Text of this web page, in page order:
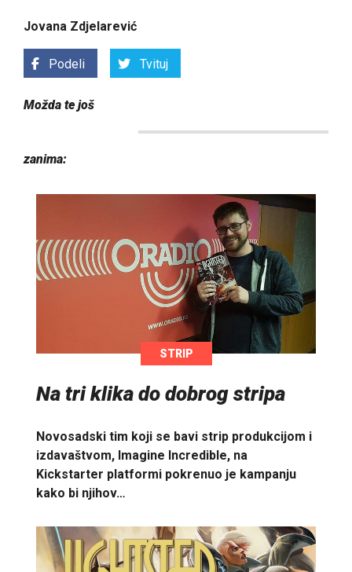
Jovana Zdjelarević
Podeli Tvituj
Možda te još
zanima:
STRIP
Na tri klika do dobrog stripa
Novosadski tim koji se bavi strip produkcijom i
izdavaštvom, Imagine Incredible, na
Kickstarter platformi pokrenuo je kampanju
kako bi njihov…